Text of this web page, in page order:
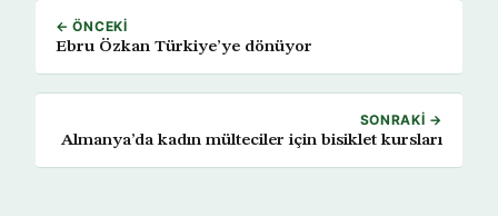
← ÖNCEKI
Ebru Özkan Türkiye’ye dönüyor
SONRAKI →
Almanya’da kadın mülteciler için bisiklet kursları